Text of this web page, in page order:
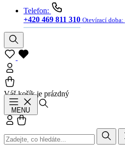
Telefon:
+420 469 811 310 Otevírací doba:
Váš košík je prázdný
MENU
Přihlásit se